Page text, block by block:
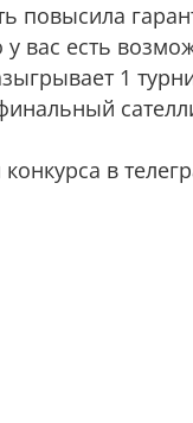
повысила
вас есть
1
в